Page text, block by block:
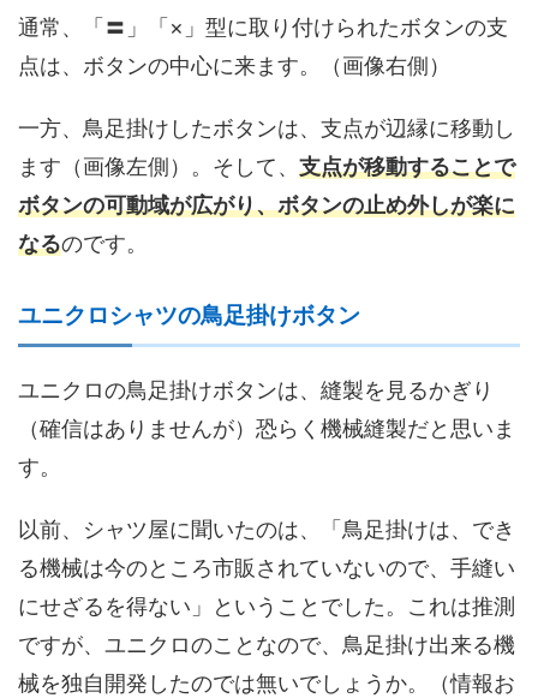
通常、「〓」「×」型に取り付けられたボタンの支
点は、ボタンの中心に来ます。（画像右側）
一方、鳥足掛けしたボタンは、支点が辺縁に移動し
ます（画像左側）。そして、 支点が移動することで
ボタンの可動域が広がり、ボタンの止め外しが楽に
なるのです。
ユニクロシャツの鳥足掛けボタン
ユニクロの鳥足掛けボタンは、縫製を見るかぎり
（確信はありませんが）恐らく機械縫製だと思いま
す。
以前、シャツ屋に聞いたのは、「鳥足掛けは、でき
る機械は今のところ市販されていないので、手縫い
にせざるを得ない」ということでした。これは推測
ですが、ユニクロのことなので、鳥足掛け出来る機
械を独自開発したのでは無いでしょうか。（情報お